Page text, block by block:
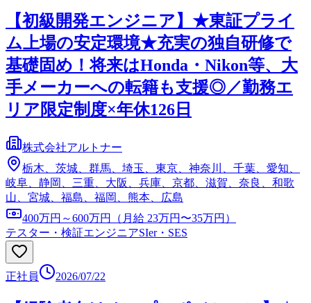
【初級開発エンジニア】★東証プライ
ム上場の安定環境★充実の独自研修で
基礎固め！将来はHonda・Nikon等、大
手メーカーへの転籍も支援◎／勤務エ
リア限定制度×年休126日
株式会社アルトナー
栃木、茨城、群馬、埼玉、東京、神奈川、千葉、愛知、
岐阜、静岡、三重、大阪、兵庫、京都、滋賀、奈良、和歌
山、宮城、福島、福岡、熊本、広島
400万円～600万円（月給 23万円〜35万円）
テスター・検証エンジニアSIer・SES
正社員 2026/07/22